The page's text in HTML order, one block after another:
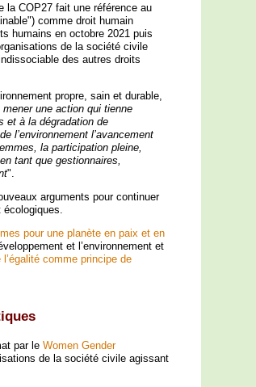
la COP27 fait une référence au
comme droit humain
humains en octobre 2021 puis
de la société civile
des autres droits
propre, sain et durable,
mener une action qui tienne
et à la dégradation de
l’environnement l’avancement
la participation pleine,
tant que gestionnaires,
".
arguments pour continuer
écologiques.
pour une planète en paix et en
et l’environnement et
comme principe de
par le Women Gender
de la société civile agissant